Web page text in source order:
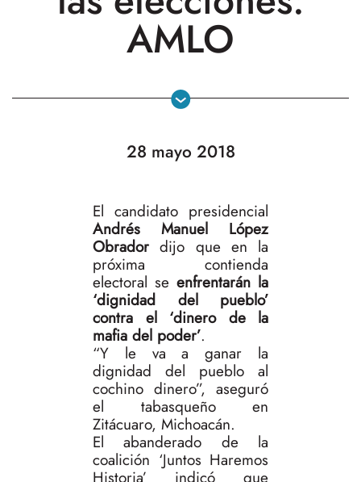
AMLO
28 mayo 2018
El candidato presidencial
Andrés Manuel López
Obrador dijo que en la
próxima contienda
electoral se enfrentarán la
‘dignidad del pueblo’
contra el ‘dinero de la
mafia del poder’.
“Y le va a ganar la
dignidad del pueblo al
cochino dinero”, aseguró
el tabasqueño en
Zitácuaro, Michoacán.
El abanderado de la
coalición ‘Juntos Haremos